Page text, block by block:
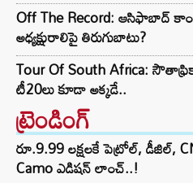
Off The Record: ఆసిఫాబాద్
అధ్యక్షురాలిపై తిరుగుబాటు?
Tour Of South Africa:
టీ20లు కూడా అక్కడే..
ట్రెండింగ్‌
రూ.9.99 లక్షలకే పెట్రోల్, డీజిల్,
Camo ఎడిషన్ లాంచ్..!